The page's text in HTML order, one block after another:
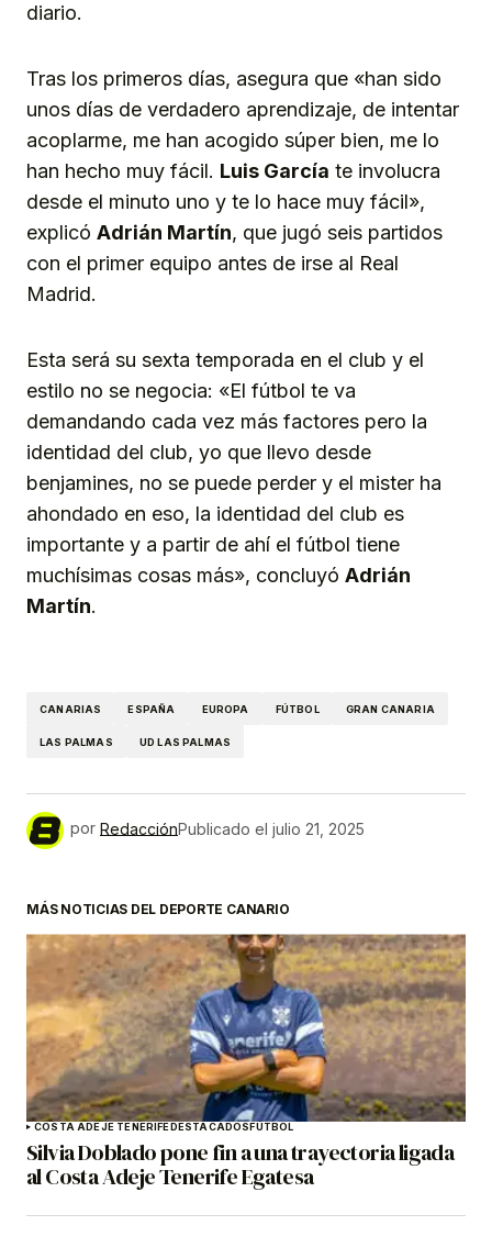
diario.
Tras los primeros días, asegura que «han sido
unos días de verdadero aprendizaje, de intentar
acoplarme, me han acogido súper bien, me lo
han hecho muy fácil. Luis García te involucra
desde el minuto uno y te lo hace muy fácil»,
explicó Adrián Martín, que jugó seis partidos
con el primer equipo antes de irse al Real
Madrid.
Esta será su sexta temporada en el club y el
estilo no se negocia: «El fútbol te va
demandando cada vez más factores pero la
identidad del club, yo que llevo desde
benjamines, no se puede perder y el mister ha
ahondado en eso, la identidad del club es
importante y a partir de ahí el fútbol tiene
muchísimas cosas más», concluyó Adrián
Martín.
CANARIAS ESPAÑA EUROPA FÚTBOL GRAN CANARIA
LAS PALMAS UD LAS PALMAS
por RedacciónPublicado el julio 21, 2025
MÁS NOTICIAS DEL DEPORTE CANARIO
COSTA ADEJE TENERIFE DESTACADOS FÚTBOL
Silvia Doblado pone fin a una trayectoria ligada
al Costa Adeje Tenerife Egatesa